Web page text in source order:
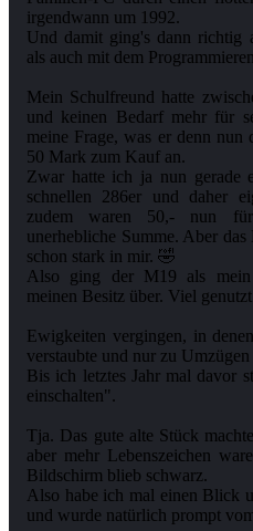
irgendwann um 1992.
Und damit ging's dann richtig
als auch mit dem
Mein Schulfreund hatte
und keinen Bedarf mehr für
meine Frage, was er denn
50 Mark zum Kauf an.
Zwar hatte ich ja nun gerade
schnellen 286er und daher
zudem waren 50,- nun
unerhebliche Summe. Aber
schon stark in mir. 🤣
Also ging der M19 als mein
meinen Besitz über. Viel
Ewigkeiten vergingen, in
verstaubte und nur zu
Bis ich letztes Jahr mal davor
einschalten".
Tja. Das gute alte Stück
aber mehr Lebenszeichen
Bildschirm blieb schwarz.
Also habe ich mal einen Blick